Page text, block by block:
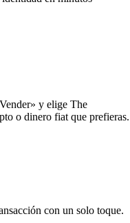
y elige The
o dinero fiat que prefieras.
con un solo toque.